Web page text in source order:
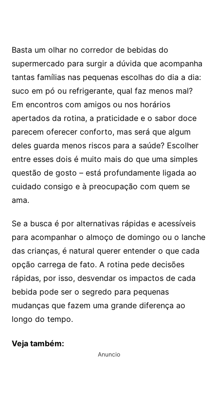
Basta um olhar no corredor de bebidas do
supermercado para surgir a dúvida que acompanha
tantas famílias nas pequenas escolhas do dia a dia:
suco em pó ou refrigerante, qual faz menos mal?
Em encontros com amigos ou nos horários
apertados da rotina, a praticidade e o sabor doce
parecem oferecer conforto, mas será que algum
deles guarda menos riscos para a saúde? Escolher
entre esses dois é muito mais do que uma simples
questão de gosto – está profundamente ligada ao
cuidado consigo e à preocupação com quem se
ama.
Se a busca é por alternativas rápidas e acessíveis
para acompanhar o almoço de domingo ou o lanche
das crianças, é natural querer entender o que cada
opção carrega de fato. A rotina pede decisões
rápidas, por isso, desvendar os impactos de cada
bebida pode ser o segredo para pequenas
mudanças que fazem uma grande diferença ao
longo do tempo.
Veja também:
Anuncio